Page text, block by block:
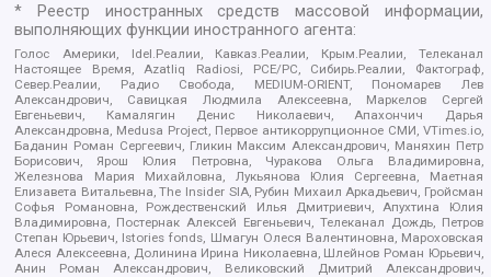
* Реестр иностранных средств массовой информации,
выполняющих функции иностранного агента:
Голос Америки, Idel.Реалии, Кавказ.Реалии, Крым.Реалии, Телеканал
Настоящее Время, Azatliq Radiosi, PCE/PC, Сибирь.Реалии, Фактограф,
Север.Реалии, Радио Свобода, MEDIUM-ORIENT, Пономарев Лев
Александрович, Савицкая Людмила Алексеевна, Маркелов Сергей
Евгеньевич, Камалягин Денис Николаевич, Апахончич Дарья
Александровна, Medusa Project, Первое антикоррупционное СМИ, VTimes.io,
Баданин Роман Сергеевич, Гликин Максим Александрович, Маняхин Петр
Борисович, Ярош Юлия Петровна, Чуракова Ольга Владимировна,
Железнова Мария Михайловна, Лукьянова Юлия Сергеевна, Маетная
Елизавета Витальевна, The Insider SIA, Рубин Михаил Аркадьевич, Гройсман
Софья Романовна, Рождественский Илья Дмитриевич, Апухтина Юлия
Владимировна, Постернак Алексей Евгеньевич, Телеканал Дождь, Петров
Степан Юрьевич, Istories fonds, Шмагун Олеся Валентиновна, Мароховская
Алеся Алексеевна, Долинина Ирина Николаевна, Шлейнов Роман Юрьевич,
Анин Роман Александрович, Великовский Дмитрий Александрович,